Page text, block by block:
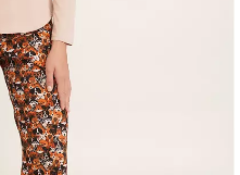
Топ на бретелях в рубчик
CAMI TOP RIB black
(черный) Giulia
299 грн.